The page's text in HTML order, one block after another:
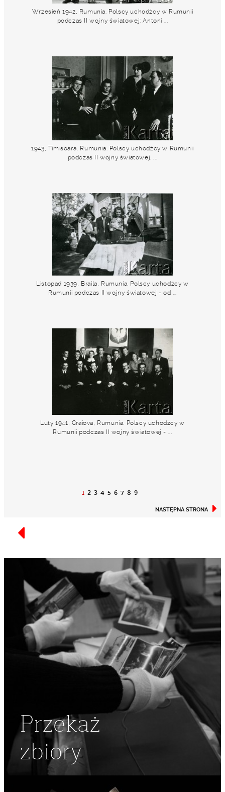
Wrzesień 1942, Rumunia. Polscy uchodźcy w Rumunii
podczas II wojny światowej: Antoni ...
1943, Timisoara, Rumunia. Polscy uchodźcy w Rumunii
podczas II wojny światowej. ...
Listopad 1939, Braila, Rumunia. Polscy uchodźcy w
Rumunii podczas II wojny światowej - od ...
Luty 1941, Craiova, Rumunia. Polscy uchodźcy w
Rumunii podczas II wojny światowej - ...
1 2 3 4 5 6 7 8 9
NASTĘPNA STRONA
Przekaż
zbiory